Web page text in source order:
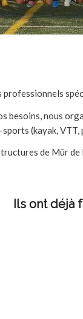
nous
(kayak, VTT,
de Mûr
Ils ont déjà